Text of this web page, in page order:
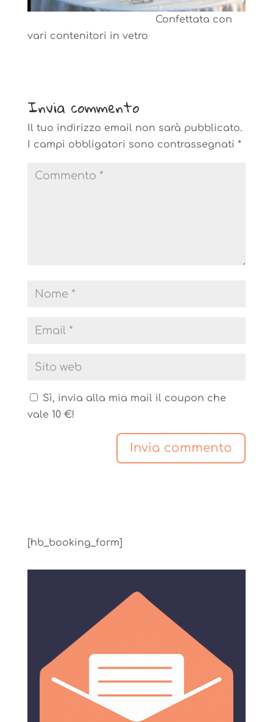
Confettata con
vari contenitori in vetro
Invia commento
Il tuo indirizzo email non sarà pubblicato.
I campi obbligatori sono contrassegnati *
Sì, invia alla mia mail il coupon che
vale 10 €!
[hb_booking_form]